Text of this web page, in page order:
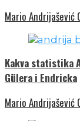
Mario Andrijašević
Kakva statistika
Gülera i Endricka
Mario Andrijašević